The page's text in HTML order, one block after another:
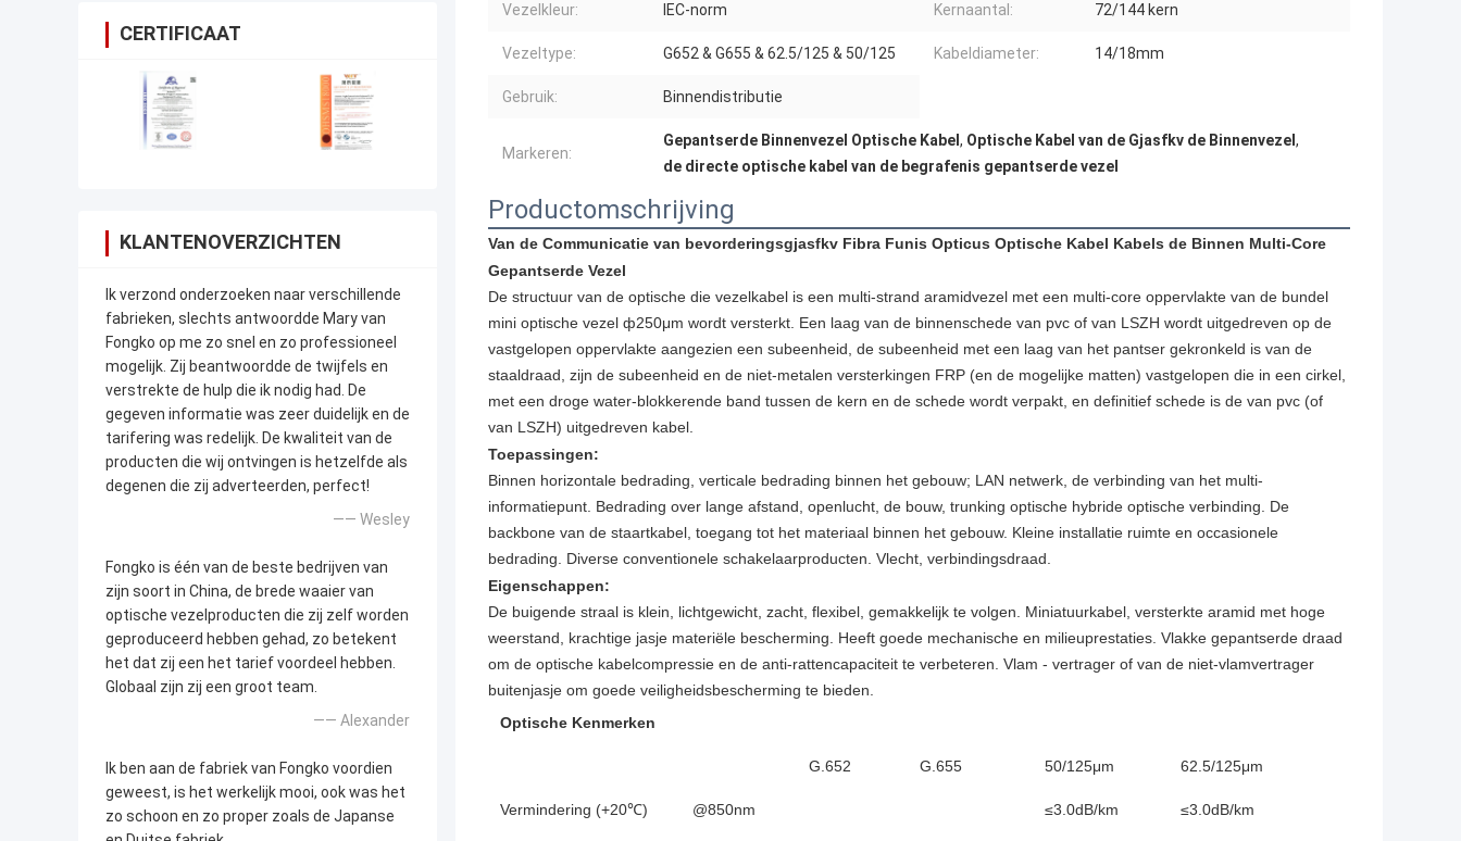
CERTIFICAAT
KLANTENOVERZICHTEN
Ik verzond onderzoeken naar verschillende
fabrieken, slechts antwoordde Mary van
Fongko op me zo snel en zo professioneel
mogelijk. Zij beantwoordde de twijfels en
verstrekte de hulp die ik nodig had. De
gegeven informatie was zeer duidelijk en de
tarifering was redelijk. De kwaliteit van de
producten die wij ontvingen is hetzelfde als
degenen die zij adverteerden, perfect!
—— Wesley
Fongko is één van de beste bedrijven van
zijn soort in China, de brede waaier van
optische vezelproducten die zij zelf worden
geproduceerd hebben gehad, zo betekent
het dat zij een het tarief voordeel hebben.
Globaal zijn zij een groot team.
—— Alexander
Ik ben aan de fabriek van Fongko voordien
geweest, is het werkelijk mooi, ook was het
zo schoon en zo proper zoals de Japanse
Vezelkleur: IEC-norm Kernaantal: 72/144 kern
Vezeltype: G652 & G655 & 62.5/125 & 50/125 Kabeldiameter: 14/18mm
Gebruik: Binnendistributie
Markeren:
Gepantserde Binnenvezel Optische Kabel , Optische Kabel van de Gjasfkv de Binnenvezel ,
de directe optische kabel van de begrafenis gepantserde vezel
Productomschrijving
Van de Communicatie van bevorderingsgjasfkv Fibra Funis Opticus Optische Kabel Kabels de Binnen Multi-Core
Gepantserde Vezel
De structuur van de optische die vezelkabel is een multi-strand aramidvezel met een multi-core oppervlakte van de bundel
mini optische vezel ф250μm wordt versterkt. Een laag van de binnenschede van pvc of van LSZH wordt uitgedreven op de
vastgelopen oppervlakte aangezien een subeenheid, de subeenheid met een laag van het pantser gekronkeld is van de
staaldraad, zijn de subeenheid en de niet-metalen versterkingen FRP (en de mogelijke matten) vastgelopen die in een cirkel,
met een droge water-blokkerende band tussen de kern en de schede wordt verpakt, en definitief schede is de van pvc (of
van LSZH) uitgedreven kabel.
Toepassingen:
Binnen horizontale bedrading, verticale bedrading binnen het gebouw; LAN netwerk, de verbinding van het multi-
informatiepunt. Bedrading over lange afstand, openlucht, de bouw, trunking optische hybride optische verbinding. De
backbone van de staartkabel, toegang tot het materiaal binnen het gebouw. Kleine installatie ruimte en occasionele
bedrading. Diverse conventionele schakelaarproducten. Vlecht, verbindingsdraad.
Eigenschappen:
De buigende straal is klein, lichtgewicht, zacht, flexibel, gemakkelijk te volgen. Miniatuurkabel, versterkte aramid met hoge
weerstand, krachtige jasje materiële bescherming. Heeft goede mechanische en milieuprestaties. Vlakke gepantserde draad
om de optische kabelcompressie en de anti-rattencapaciteit te verbeteren. Vlam - vertrager of van de niet-vlamvertrager
buitenjasje om goede veiligheidsbescherming te bieden.
Optische Kenmerken
G.652 G.655 50/125μm 62.5/125μm
Vermindering (+20℃) @850nm ≤3.0dB/km ≤3.0dB/km